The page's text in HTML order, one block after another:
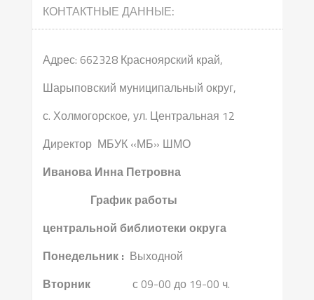
КОНТАКТНЫЕ ДАННЫЕ:
Адрес: 662328 Красноярский край,
Шарыповский муниципальный округ,
с. Холмогорское, ул. Центральная 12
Директор МБУК «МБ» ШМО
Иванова Инна Петровна
График работы
центральной библиотеки округа
Понедельник : Выходной
Вторникс 09-00 до 19-00 ч.